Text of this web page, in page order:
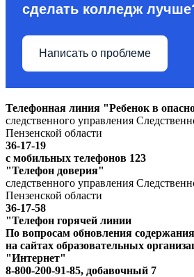
сделать колледж
Написать о проблеме
Телефонная линия "Ребенок в
следственного управления
Пензенской области
36-17-19
с мобильных телефонов 123
"Телефон доверия"
следственного управления
Пензенской области
36-17-58
"Телефон горячей линии
По вопросам обновления
на сайтах образовательных
"Интернет"
8-800-200-91-85, добавочный 7